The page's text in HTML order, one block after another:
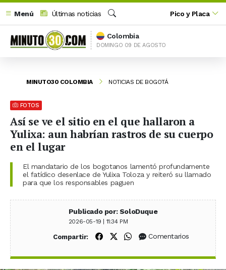
Menú
Últimas noticias
Buscar
Pico y Placa
Colombia
DOMINGO 09 DE AGOSTO
MINUTO30 COLOMBIA NOTICIAS DE BOGOTÁ
FOTOS
Así se ve el sitio en el que hallaron a
Yulixa: aun habrían rastros de su cuerpo
en el lugar
El mandatario de los bogotanos lamentó profundamente
el fatídico desenlace de Yulixa Toloza y reiteró su llamado
para que los responsables paguen
Publicado por: SoloDuque
2026-05-19 | 11:34 PM
Compartir: Compartir en Facebook
Compartir en X (Twitter)
Compartir en WhatsApp
Comentarios